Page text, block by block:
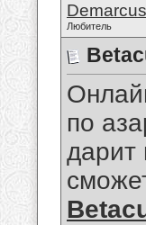
Demarcus
Любитель
по
дарит